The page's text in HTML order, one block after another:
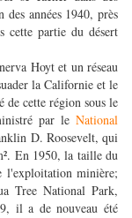
années 1940, près
cette partie du désert
Hoyt et un réseau
la Californie et le
de cette région sous le
par le National
D. Roosevelt, qui
En 1950, la taille du
l'exploitation minière;
Tree National Park,
il a de nouveau été